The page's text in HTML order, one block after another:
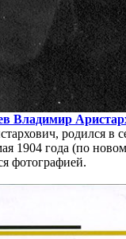
Владимир
родился в
1904 года (по
фотографией.